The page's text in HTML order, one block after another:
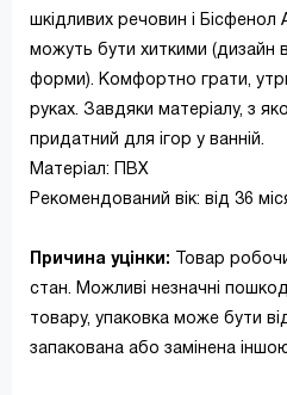
шкідливих речовин і Бісфенол
можуть бути хиткими (дизайн
форми). Комфортно грати,
руках. Завдяки матеріалу, з
придатний для ігор у ванній.
Матеріал: ПВХ
Рекомендований вік: від 36
Причина уцінки: Товар
стан. Можливі незначні
товару, упаковка може бути
запакована або замінена